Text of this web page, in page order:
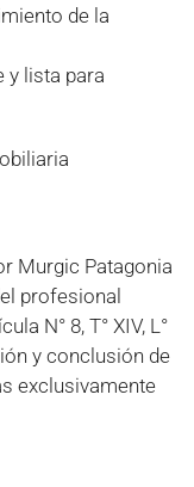
de la
y lista para
Murgic Patagonia
profesional
N° 8, T° XIV, L°
y conclusión de
exclusivamente